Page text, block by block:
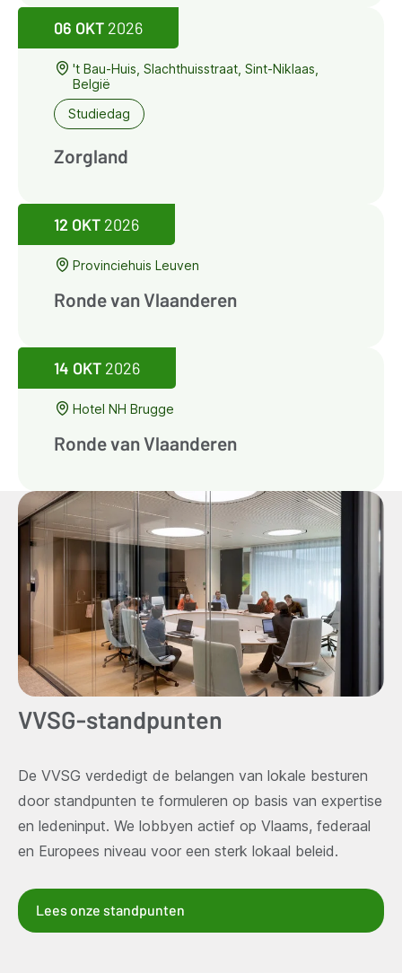
06 OKT 2026
't Bau-Huis, Slachthuisstraat, Sint-Niklaas,
België
Studiedag
Zorgland
12 OKT 2026
Provinciehuis Leuven
Ronde van Vlaanderen
14 OKT 2026
Hotel NH Brugge
Ronde van Vlaanderen
VVSG-standpunten
De VVSG verdedigt de belangen van lokale besturen
door standpunten te formuleren op basis van expertise
en ledeninput. We lobbyen actief op Vlaams, federaal
en Europees niveau voor een sterk lokaal beleid.
Lees onze standpunten